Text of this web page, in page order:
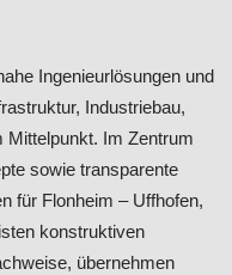
Ingenieurlösungen und
Industriebau,
Mittelpunkt. Im Zentrum
sowie transparente
für Flonheim – Uffhofen,
konstruktiven
übernehmen